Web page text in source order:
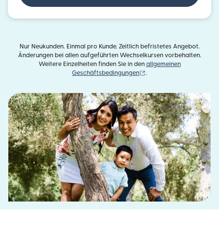
Nur Neukunden. Einmal pro Kunde. Zeitlich befristetes Angebot.
Änderungen bei allen aufgeführten Wechselkursen vorbehalten.
Weitere Einzelheiten finden Sie in den allgemeinen
Geschäftsbedingungen
.